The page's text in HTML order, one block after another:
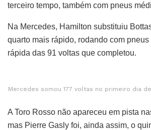
terceiro tempo, também com pneus
Na Mercedes, Hamilton substituiu
quarto mais rápido, rodando com
rápida das 91 voltas que completou.
Mercedes somou 177 voltas no primeiro dia
A Toro Rosso não apareceu em pista
mas Pierre Gasly foi, ainda assim, o